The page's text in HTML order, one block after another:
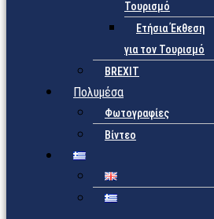
Τουρισμό
Ετήσια Έκθεση
για τον Τουρισμό
BREXIT
Πολυμέσα
Φωτογραφίες
Βίντεο